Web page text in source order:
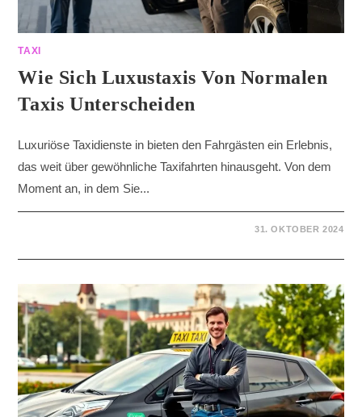
TAXI
Wie Sich Luxustaxis Von Normalen
Taxis Unterscheiden
Luxuriöse Taxidienste in bieten den Fahrgästen ein Erlebnis,
das weit über gewöhnliche Taxifahrten hinausgeht. Von dem
Moment an, in dem Sie...
31. OKTOBER 2024